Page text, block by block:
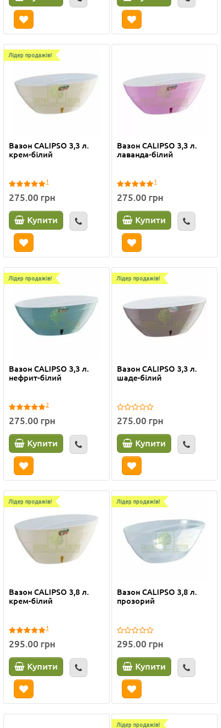
Лідер продажів!
Вазон CALIPSO 3,3 л.
крем-білий
1
275.00 грн
Купити
Вазон CALIPSO 3,3 л.
лаванда-білий
1
275.00 грн
Купити
Лідер продажів!
Вазон CALIPSO 3,3 л.
нефрит-білий
2
275.00 грн
Купити
Лідер продажів!
Вазон CALIPSO 3,3 л.
шаде-білий
275.00 грн
Купити
Лідер продажів!
Вазон CALIPSO 3,8 л.
крем-білий
1
295.00 грн
Купити
Лідер продажів!
Вазон CALIPSO 3,8 л.
прозорий
295.00 грн
Купити
Лідер продажів!